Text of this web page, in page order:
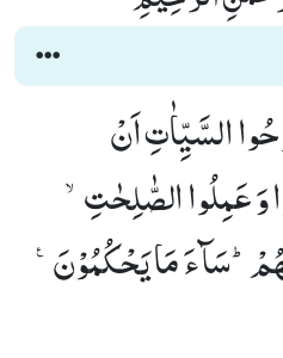
السَّیِّاٰتِ اَنْ
وَ عَمِلُوا الصّٰلِحٰتِۙ-
سَآءَ مَا یَحْكُمُوْنَ۠